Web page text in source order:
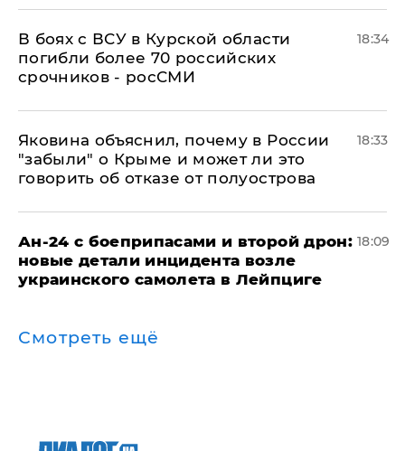
В боях с ВСУ в Курской области
погибли более 70 российских
срочников - росСМИ
18:34
Яковина объяснил, почему в России
"забыли" о Крыме и может ли это
говорить об отказе от полуострова
18:33
Ан-24 с боеприпасами и второй дрон:
новые детали инцидента возле
украинского самолета в Лейпциге
18:09
Смотреть ещё